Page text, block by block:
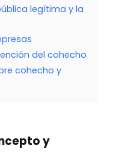
legítima y la
del cohecho
cohecho y
y